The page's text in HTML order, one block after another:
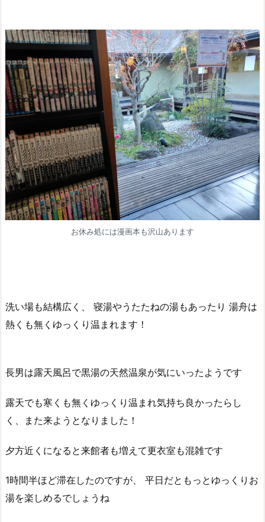
お休み処には漫画本も沢山あります
洗い場も結構広く、 寝湯やうたたねの湯もあったり 湯舟は
熱くも無くゆっくり温まれます！
長男は露天風呂で黒湯の天然温泉が気にいったようです
露天でも寒くも無くゆっくり温まれ気持ち良かったらし
く、また来ようとなりました！
夕方近くになると来館者も増えて更衣室も混雑です
1時間半ほど滞在したのですが、 平日だともっとゆっくりお
湯を楽しめるでしょうね